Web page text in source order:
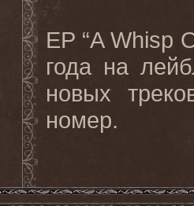
EP “A Whisp
года на
новых
номер.